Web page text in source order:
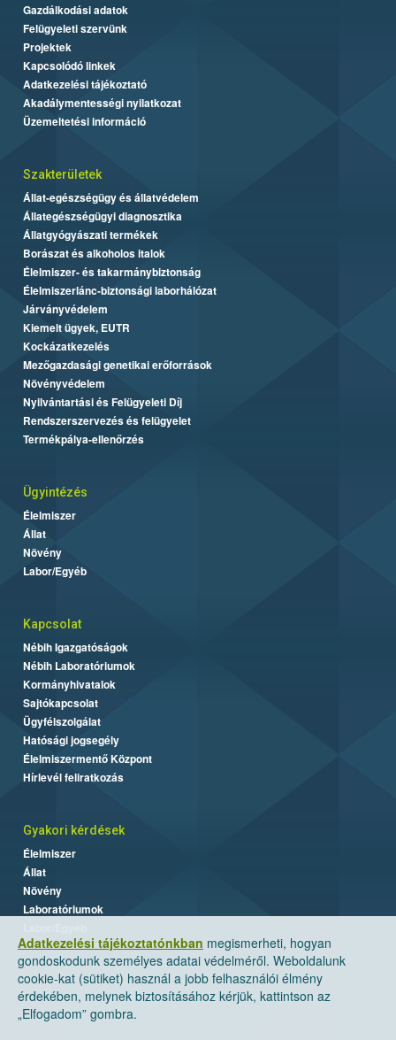
Adatkezelési tájékoztatónkban megismerheti, hogyan
gondoskodunk személyes adatai védelméről. Weboldalunk
cookie-kat (sütiket) használ a jobb felhasználói élmény
érdekében, melynek biztosításához kérjük, kattintson az
„Elfogadom” gombra.
Gazdálkodási adatok
Felügyeleti szervünk
Projektek
Kapcsolódó linkek
Adatkezelési tájékoztató
Akadálymentességi nyilatkozat
Üzemeltetési információ
Szakterületek
Állat-egészségügy és állatvédelem
Állategészségügyi diagnosztika
Állatgyógyászati termékek
Borászat és alkoholos italok
Élelmiszer- és takarmánybiztonság
Élelmiszerlánc-biztonsági laborhálózat
Járványvédelem
Kiemelt ügyek, EUTR
Kockázatkezelés
Mezőgazdasági genetikai erőforrások
Növényvédelem
Nyilvántartási és Felügyeleti Díj
Rendszerszervezés és felügyelet
Termékpálya-ellenőrzés
Ügyintézés
Élelmiszer
Állat
Növény
Labor/Egyéb
Kapcsolat
Nébih Igazgatóságok
Nébih Laboratóriumok
Kormányhivatalok
Sajtókapcsolat
Ügyfélszolgálat
Hatósági jogsegély
Élelmiszermentő Központ
Hírlevél feliratkozás
Gyakori kérdések
Élelmiszer
Állat
Növény
Laboratóriumok